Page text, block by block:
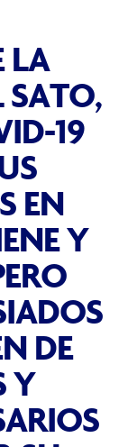
LA
SATO,
19
EN
Y
DE
Y